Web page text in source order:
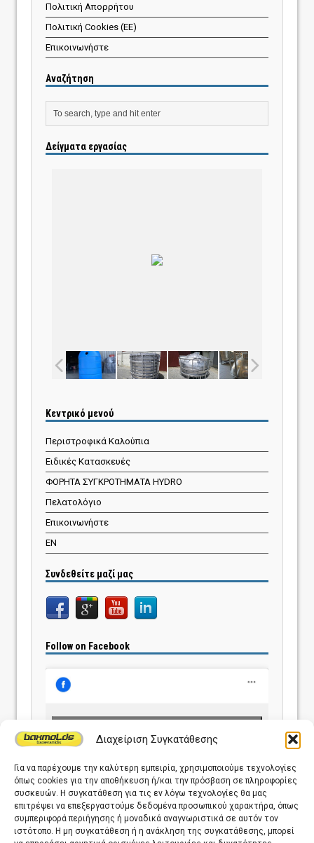
Διαχείριση Συγκατάθεσης
Για να παρέχουμε την καλύτερη εμπειρία, χρησιμοποιούμε τεχνολογίες
όπως cookies για την αποθήκευση ή/και την πρόσβαση σε πληροφορίες
συσκευών. Η συγκατάθεση για τις εν λόγω τεχνολογίες θα μας
επιτρέψει να επεξεργαστούμε δεδομένα προσωπικού χαρακτήρα, όπως
συμπεριφορά περιήγησης ή μοναδικά αναγνωριστικά σε αυτόν τον
ιστότοπο. Η μη συγκατάθεση ή η ανάκληση της συγκατάθεσης, μπορεί
Πολιτική Απορρήτου
Πολιτική Cookies (ΕΕ)
Επικοινωνήστε
Αναζήτηση
Δείγματα εργασίας
Κεντρικό μενού
Περιστροφικά Καλούπια
Ειδικές Κατασκευές
ΦΟΡΗΤΑ ΣΥΓΚΡΟΤΗΜΑΤΑ HYDRO
Πελατολόγιο
Επικοινωνήστε
EN
Συνδεθείτε μαζί μας
Follow on Facebook
Κάντε κλικ για να αποδεχτείτε cookies
εμπορικής προώθησης και να
ενεργοποιήσετε αυτό το περιεχόμενο